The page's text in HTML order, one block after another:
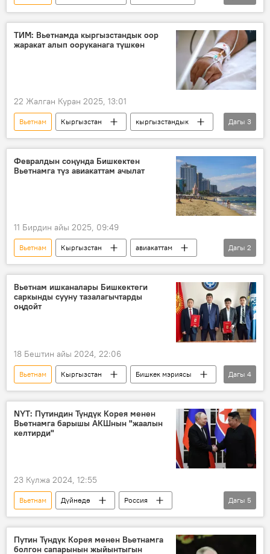
күн электр станциясы
курулуш
ТИМ: Вьетнамда кыргызстандык оор
жаракат алып ооруканага түшкөн
22 Жалган Куран 2025, 13:01
Вьетнам Кыргызстан
кыргызстандык
оорукана
оор абал элчилик
Дагы 3
Февралдын соңунда Бишкектен
Вьетнамга түз авиакаттам ачылат
11 Бирдин айы 2025, 09:49
Вьетнам Кыргызстан
авиакаттам
"Манас" эл аралык аэропорту
Бишкек
Дагы 2
Вьетнам ишканалары Бишкектеги
саркынды сууну тазалагычтарды
оңдойт
18 Бештин айы 2024, 22:06
Вьетнам Кыргызстан
Бишкек мэриясы
саркынды суу
кызматташуу
аскердик кызматташуу
Дагы 4
NYT: Путиндин Түндүк Корея менен
Вьетнамга барышы АКШнын "жаалын
келтирди"
23 Кулжа 2024, 12:55
Вьетнам Дүйнөдө
Россия
АКШ
Владимир Путин
визит
Түндүк Корея
Дагы 5
Путин Түндүк Корея менен Вьетнамга
болгон сапарынын жыйынтыгын